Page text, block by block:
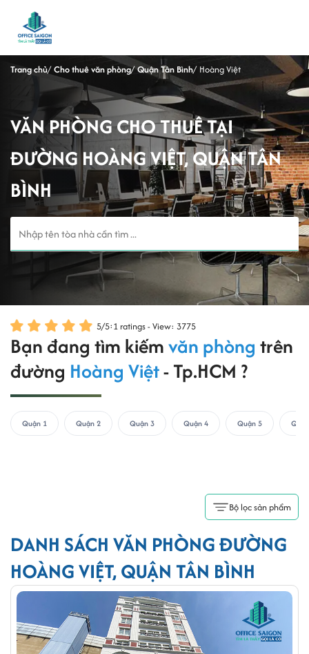
Trang chủ Cho thuê văn phòng Quận Tân Bình Hoàng Việt
VĂN PHÒNG CHO THUÊ TẠI
ĐƯỜNG HOÀNG VIỆT, QUẬN TÂN
BÌNH
5/5:1 ratings - View: 3775
Bạn đang tìm kiếmvăn phòng trên
đường Hoàng Việt- Tp.HCM ?
Quận 1 Quận 2 Quận 3 Quận 4 Quận 5
Bộ lọc sản phẩm
DANH SÁCH VĂN PHÒNG ĐƯỜNG
HOÀNG VIỆT, QUẬN TÂN BÌNH